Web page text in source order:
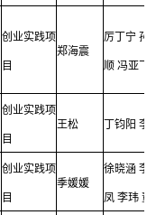
创业实践项
目
郑海震
厉丁宁 孙
顺 冯亚飞
创业实践项
目
王松 丁钧阳 李
创业实践项
目
季媛媛
徐晓涵 李
凤 李玮 董